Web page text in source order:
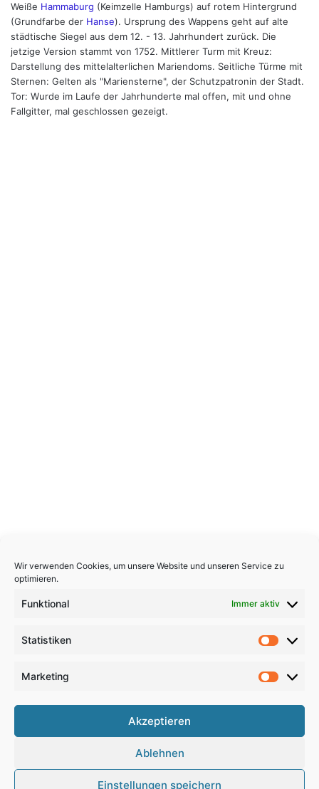
Wir verwenden Cookies, um unsere Website und unseren Service zu
optimieren.
Funktional Immer aktiv
Statistiken
Marketing
Akzeptieren
Ablehnen
Einstellungen speichern
Weiße Hammaburg (Keimzelle Hamburgs) auf rotem Hintergrund
(Grundfarbe der Hanse). Ursprung des Wappens geht auf alte
städtische Siegel aus dem 12. - 13. Jahrhundert zurück. Die
jetzige Version stammt von 1752. Mittlerer Turm mit Kreuz:
Darstellung des mittelalterlichen Mariendoms. Seitliche Türme mit
Sternen: Gelten als "Mariensterne", der Schutzpatronin der Stadt.
Tor: Wurde im Laufe der Jahrhunderte mal offen, mit und ohne
Fallgitter, mal geschlossen gezeigt.
Copyright 2026, All Rights Reserved
Haftungsausschluss